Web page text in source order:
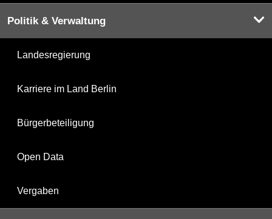
Politik & Verwaltung
Landesregierung
Karriere im Land Berlin
Bürgerbeteiligung
Open Data
Vergaben